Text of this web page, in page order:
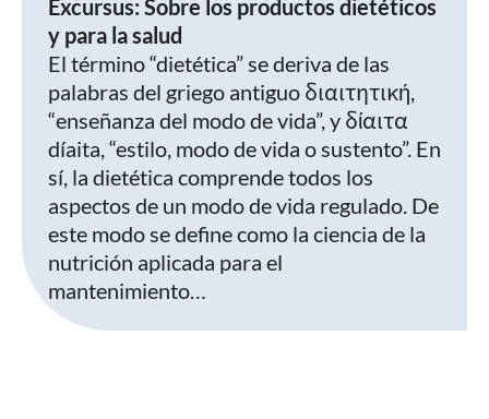
Excursus: Sobre los productos dietéticos
y para la salud
El término “dietética” se deriva de las
palabras del griego antiguo διαιτητική,
“enseñanza del modo de vida”, y δίαιτα
díaita, “estilo, modo de vida o sustento”. En
sí, la dietética comprende todos los
aspectos de un modo de vida regulado. De
este modo se define como la ciencia de la
nutrición aplicada para el
mantenimiento…